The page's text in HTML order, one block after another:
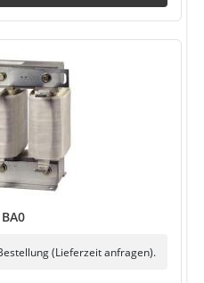
(Lieferzeit anfragen).